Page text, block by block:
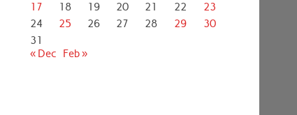
17
18 19 20 21 22
23
24
25 26 27 28 29
30
31
« Dec
Feb »